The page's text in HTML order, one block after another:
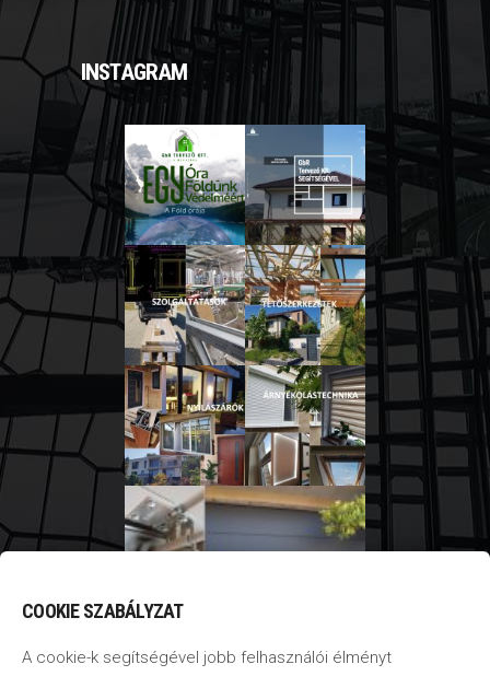
INSTAGRAM
COOKIE SZABÁLYZAT
A cookie-k segítségével jobb felhasználói élményt